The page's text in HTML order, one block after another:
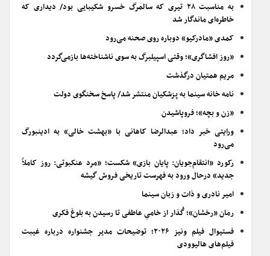
به مناسبت ۲۸ تیری که سالمرگ خسرو شکیبایی بود/ دیداری که
خاطره‌ای ماندگار شد
کمدی «مادرکیو» دوباره روی صحنه می‌رود
«روز افشاگری»؛ وقتی اسپیلبرگ به سوی ناشناخته‌ها بازمی‌گردد
مریم همتیان درگذشت
نامه خانه سینما به پزشکیان منتشر شد/ پاسخ سخنگوی دولت
«زن و بچه»؛ فروپاشیدن
ورایتی خبر داد؛ عبدالرضا کاهانی با «بهشت خالی» به ادینبورگ
می‌رود
رکورد «انتقام‌جویان: پایان بازی» شکست؛ «مرد عنکبوتی: روز کاملاً
جدید» درحال ورود به فهرست تاریخی فروش گیشه
امیر نادری و ذات و زبان سینما
رمان «رخشان»؛ گُذار از خامیِ عاطفی تا رسیدن به بلوغ فکری
فستیوال فیلم ونیز ۲۰۲۶؛ توضیحات مدیر جشنواره درباره غیبت
فیلم‌های هالیوودی